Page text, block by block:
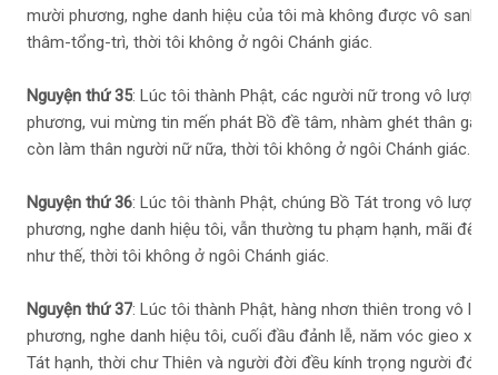
mười phương, nghe danh hiệu của tôi mà không được vô sanh
thâm-tổng-trì, thời tôi không ở ngôi Chánh giác.
Nguyện thứ 35: Lúc tôi thành Phật, các người nữ trong vô lượng
phương, vui mừng tin mến phát Bồ đề tâm, nhàm ghét thân gái.
còn làm thân người nữ nữa, thời tôi không ở ngôi Chánh giác.
Nguyện thứ 36: Lúc tôi thành Phật, chúng Bồ Tát trong vô
phương, nghe danh hiệu tôi, vẫn thường tu phạm hạnh, mãi đến
như thế, thời tôi không ở ngôi Chánh giác.
Nguyện thứ 37: Lúc tôi thành Phật, hàng nhơn thiên trong vô
phương, nghe danh hiệu tôi, cuối đầu đảnh lễ, năm vóc gieo
Tát hạnh, thời chư Thiên và người đời đều kính trọng người đó.